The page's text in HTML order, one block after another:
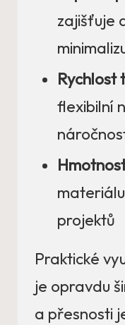
zajišťuje
Rychlost
flexibilní
projektů
Praktické
je opravdu
a přesnosti